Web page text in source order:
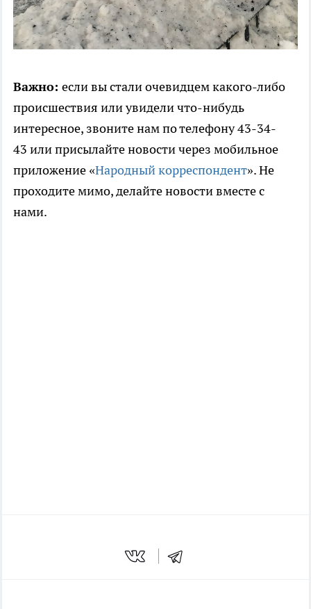
Важно: если вы стали очевидцем какого-либо
происшествия или увидели что-нибудь
интересное, звоните нам по телефону 43-34-
43 или присылайте новости через мобильное
приложение «Народный корреспондент». Не
проходите мимо, делайте новости вместе с
нами.